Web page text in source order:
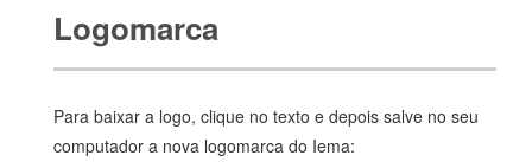
Logomarca
Para baixar a logo, clique no texto e depois salve no seu
computador a nova logomarca do Iema: